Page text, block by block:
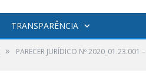
TRANSPARÊNCIA
» PARECER JURÍDICO Nº 2020_01.23.001 –